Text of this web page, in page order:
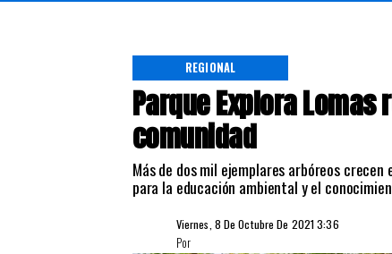
Parque Explora
comunidad
Más de dos mil ejemplares arbóreos
para la educación ambiental y el
REGIONAL
Viernes, 8 De Octubre De 2021 3:36
Por